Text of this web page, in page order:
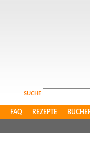
SUCHE
FAQ REZEPTE